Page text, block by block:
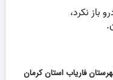
فاریاب استان کرمان